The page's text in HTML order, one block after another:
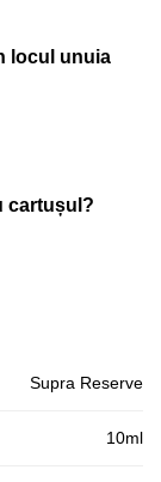
locul unuia
cartușul?
Supra Reserve
10ml